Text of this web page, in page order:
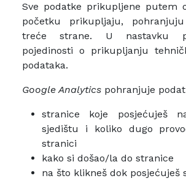
Sve podatke prikupljene putem
početku prikupljaju,
treće strane. U nastavku
pojedinosti o prikupljanju
podataka.
Google Analytics pohranjuje
stranice koje posjećuješ
sjedištu i koliko dugo
stranici
kako si došao/la do stranice
na što klikneš dok posjećuješ